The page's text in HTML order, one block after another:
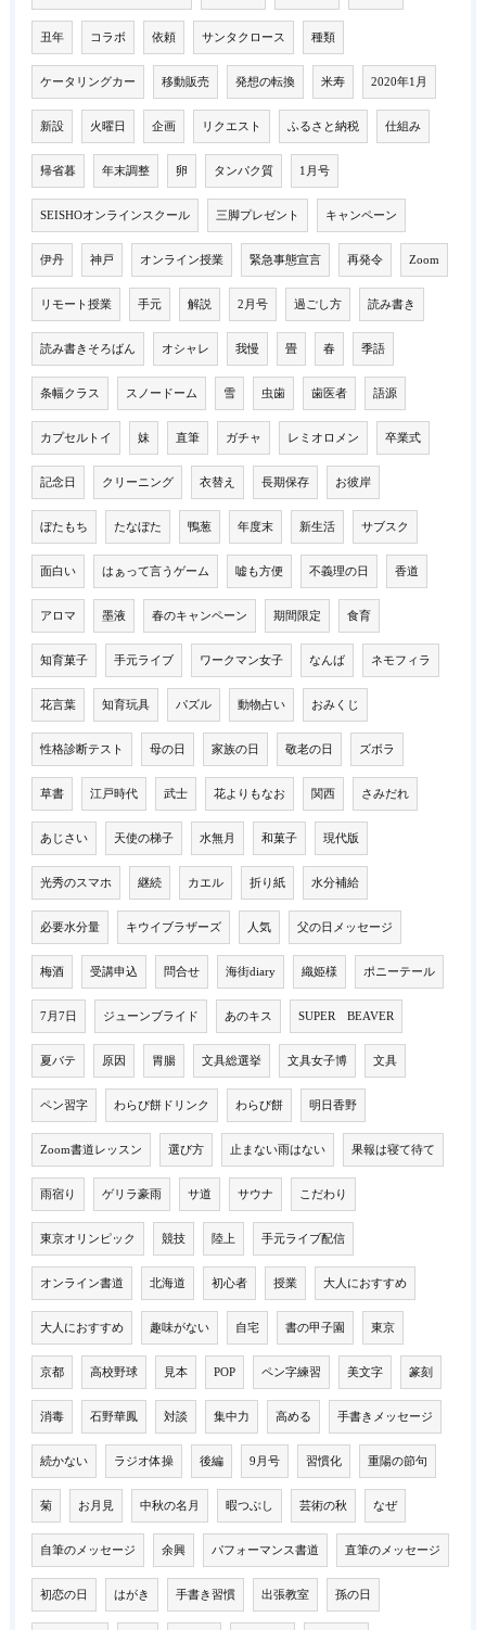
丑年 コラボ 依頼 サンタクロース 種類
ケータリングカー 移動販売 発想の転換 米寿 2020年1月
新設 火曜日 企画 リクエスト ふるさと納税 仕組み
帰省暮 年末調整 卵 タンパク質 1月号
SEISHOオンラインスクール 三脚プレゼント キャンペーン
伊丹 神戸 オンライン授業 緊急事態宣言 再発令 Zoom
リモート授業 手元 解説 2月号 過ごし方 読み書き
読み書きそろばん オシャレ 我慢 畳 春 季語
条幅クラス スノードーム 雪 虫歯 歯医者 語源
カプセルトイ 妹 直筆 ガチャ レミオロメン 卒業式
記念日 クリーニング 衣替え 長期保存 お彼岸
ぼたもち たなぼた 鴨葱 年度末 新生活 サブスク
面白い はぁって言うゲーム 嘘も方便 不義理の日 香道
アロマ 墨液 春のキャンペーン 期間限定 食育
知育菓子 手元ライブ ワークマン女子 なんば ネモフィラ
花言葉 知育玩具 パズル 動物占い おみくじ
性格診断テスト 母の日 家族の日 敬老の日 ズボラ
草書 江戸時代 武士 花よりもなお 関西 さみだれ
あじさい 天使の梯子 水無月 和菓子 現代版
光秀のスマホ 継続 カエル 折り紙 水分補給
必要水分量 キウイブラザーズ 人気 父の日メッセージ
梅酒 受講申込 問合せ 海街diary 織姫様 ポニーテール
7月7日 ジューンブライド あのキス SUPER BEAVER
夏バテ 原因 胃腸 文具総選挙 文具女子博 文具
ペン習字 わらび餅ドリンク わらび餅 明日香野
Zoom書道レッスン 選び方 止まない雨はない 果報は寝て待て
雨宿り ゲリラ豪雨 サ道 サウナ こだわり
東京オリンピック 競技 陸上 手元ライブ配信
オンライン書道 北海道 初心者 授業 大人におすすめ
大人におすすめ 趣味がない 自宅 書の甲子園 東京
京都 高校野球 見本 POP ペン字練習 美文字 篆刻
消毒 石野華鳳 対談 集中力 高める 手書きメッセージ
続かない ラジオ体操 後編 9月号 習慣化 重陽の節句
菊 お月見 中秋の名月 暇つぶし 芸術の秋 なぜ
自筆のメッセージ 余興 パフォーマンス書道 直筆のメッセージ
初恋の日 はがき 手書き習慣 出張教室 孫の日